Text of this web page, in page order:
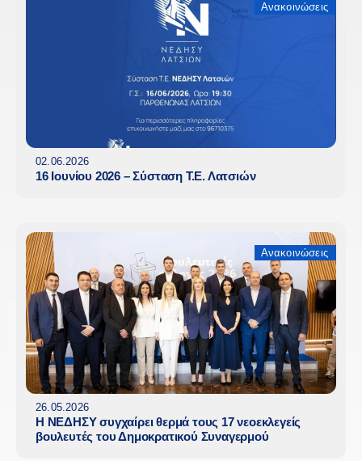
Ανακοινώσεις
02.06.2026
16 Ιουνίου 2026 – Σύσταση Τ.Ε. Λατσιών
Ανακοινώσεις
26.05.2026
Η ΝΕΔΗΣΥ συγχαίρει θερμά τους 17 νεοεκλεγείς
βουλευτές του Δημοκρατικού Συναγερμού